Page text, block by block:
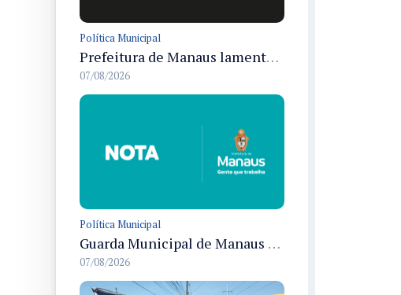
Política Municipal
Prefeitura de Manaus lamenta morte de Jayder Rego do Nascimento e informa velório na cidade
07/08/2026
Política Municipal
Guarda Municipal de Manaus prende dois por tráfico e resgata ave silvestre em ações nas zonas Leste e Norte
07/08/2026